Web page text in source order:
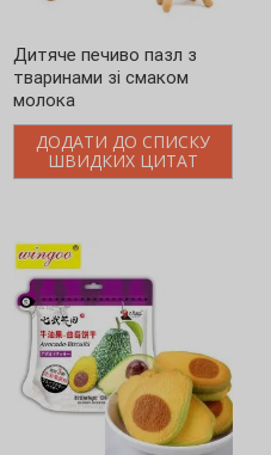
Дитяче печиво пазл з
тваринами зі смаком
молока
ДОДАТИ ДО СПИСКУ
ШВИДКИХ ЦИТАТ